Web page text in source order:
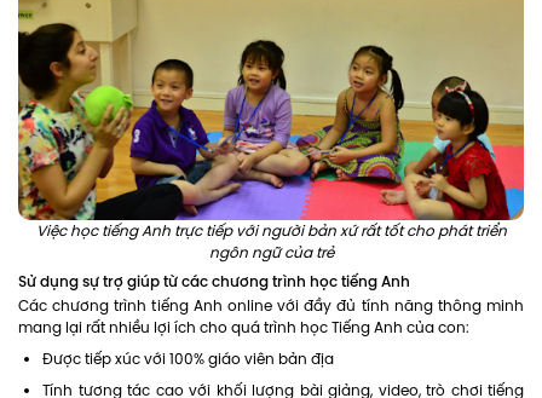
Việc học tiếng Anh trực tiếp với người bản xứ rất tốt cho phát triển
ngôn ngữ của trẻ
Sử dụng sự trợ giúp từ các chương trình học tiếng Anh
Các chương trình tiếng Anh online với đầy đủ tính năng thông minh
mang lại rất nhiều lợi ích cho quá trình học Tiếng Anh của con:
Được tiếp xúc với 100% giáo viên bản địa
Tính tương tác cao với khối lượng bài giảng, video, trò chơi tiếng